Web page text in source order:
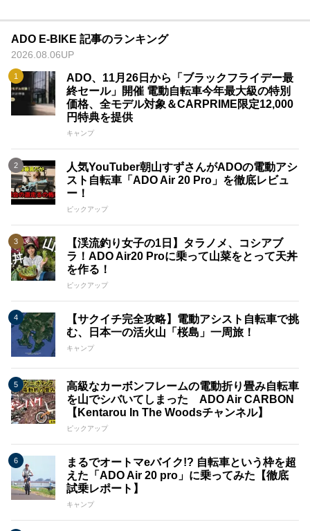
くの競争相手よりも優位を保っています。ADOはこれまでの実
績を元に、革新的な技術と高品質な製品により市場での地位を
確立しています。
・独自のブランド哲学：ADOはECOな環境を重視し、その価
値観を製品に反映させています。 私たちは持続可能な製造プ
ロセスと素材の選定に努め、環境にやさしいアプローチを追求
しています。
・自信をもって挑む品質：ADOは若いブランドでありながら、
電動アシスト自転車の品質について自信を持っています。 競
争相手に負けない高品質な製品を提供することをお約束いたし
ます。
ADO電動アシスト自転車は、常に進化し続ける市場で、革新的
な製品と共にお客様の期待に応えることをお約束いたします。
私たちは将来のモビリティにおいて積極的な役割を果たし、お
客様に価値あるライフスタイルを提供してまいります。
ADO E-BIKE 記事のランキング
2026.08.06UP
ADO、11月26日から「ブラックフライデー最
終セール」開催 電動自転車今年最大級の特別
価格、全モデル対象＆CARPRIME限定12,000
円特典を提供
キャンプ
人気YouTuber朝山すずさんがADOの電動アシ
スト自転車「ADO Air 20 Pro」を徹底レビュ
ー！
ピックアップ
【渓流釣り女子の1日】タラノメ、コシアブ
ラ！ADO Air20 Proに乗って山菜をとって天丼
を作る！
ピックアップ
【サクイチ完全攻略】電動アシスト自転車で挑
む、日本一の活火山「桜島」一周旅！
キャンプ
高級なカーボンフレームの電動折り畳み自転車
を山でシバいてしまった ADO Air CARBON
【Kentarou In The Woodsチャンネル】
ピックアップ
まるでオートマeバイク!? 自転車という枠を超
えた「ADO Air 20 pro」に乗ってみた【徹底
試乗レポート】
キャンプ